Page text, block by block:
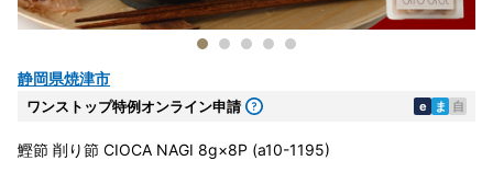
静岡県焼津市
ワンストップ特例オンライン申請 e ま 自
鰹節 削り節 CIOCA NAGI 8g×8P (a10-1195)